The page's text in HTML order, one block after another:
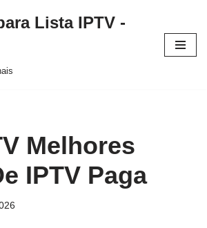
Lista IPTV -
Melhores
IPTV Paga